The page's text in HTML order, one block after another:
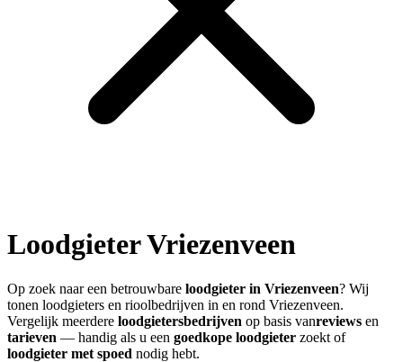
LoodgieterVriezenveen
Op zoek naar een betrouwbare loodgieter in Vriezenveen? Wij
tonen loodgieters en rioolbedrijven in en rond Vriezenveen.
Vergelijk meerdere loodgietersbedrijven op basis vanreviews en
tarieven — handig als u een goedkope loodgieter zoekt of
loodgieter met spoed nodig hebt.